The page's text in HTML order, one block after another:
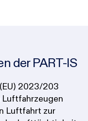
der PART-IS
2023/203
Luftfahrzeugen
Luftfahrt zur